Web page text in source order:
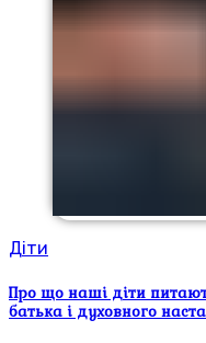
Діти
Про що наші діти
батька і духовного